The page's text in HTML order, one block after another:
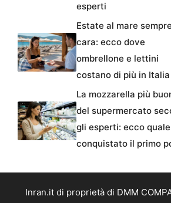
esperti
Estate al mare
cara: ecco dove
ombrellone e lettini
costano di più in Italia
La mozzarella più
del supermercato
gli esperti: ecco
conquistato il primo
Inran.it di proprietà di DMM